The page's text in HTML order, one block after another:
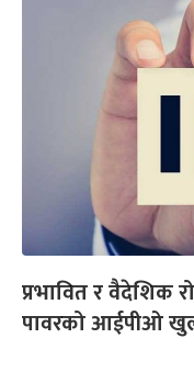
प्रभावित र वैदेशिक
पावरको आईपीओ